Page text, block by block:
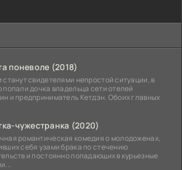
поневоле (2018)
станут свидетелями непростой ситуации, в
попали дочка владельца сети отелей
и предприниматель Кетдэн. Обоих главных
чужестранка (2020)
романтическая комедия о молодоженах,
себя узами брака по стечению
и постоянно попадающих в курьезные